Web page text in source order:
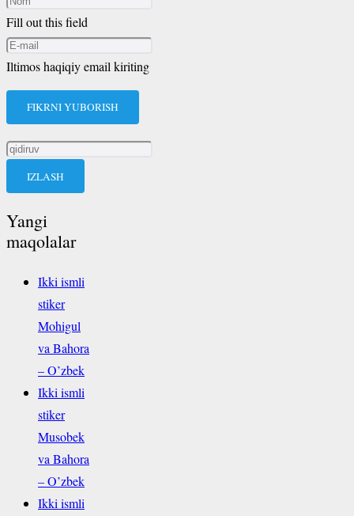
Fill out this field
Iltimos haqiqiy email kiriting
FIKRNI YUBORISH
Qidirshish:
Yangi
maqolalar
Ikki ismli
stiker
Mohigul
va Bahora
– O’zbek
Ikki ismli
stiker
Musobek
va Bahora
– O’zbek
Ikki ismli